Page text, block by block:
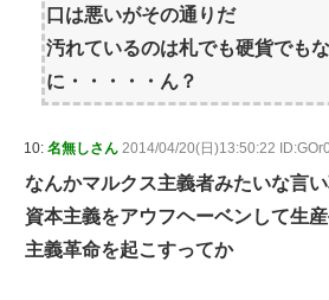
口は悪いがその通りだ
汚れているのは札でも硬貨でも
に・・・・・ん？
10: 名無しさん 2014/04/20(日)13:50:22
なんかマルクス主義者みたいな言
資本主義をアウフヘーベンして生
主義革命を起こすってか